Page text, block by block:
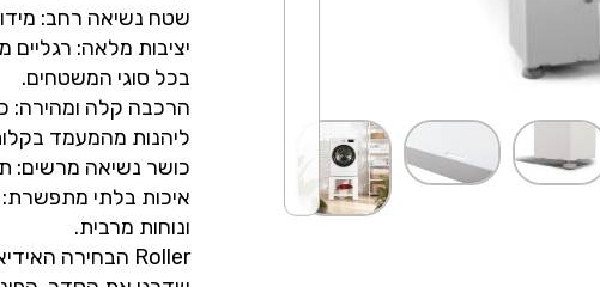
שטח נשיאה רחב: מידות של 60
יציבות מלאה: רגליים
בכל סוגי המשטחים.
הרכבה קלה ומהירה:
ליהנות מהמעמד
כושר נשיאה מרשים: תומך
איכות בלתי מתפשרת:
ונוחות מרבית.
Roller הבחירה האידיאלית לנוחות ושיפור איכות החיים שלכם!